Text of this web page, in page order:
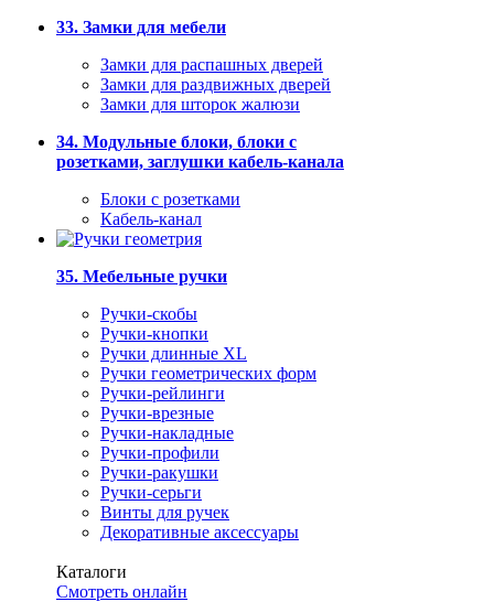
33. Замки для мебели
Замки для распашных дверей
Замки для раздвижных дверей
Замки для шторок жалюзи
34. Модульные блоки, блоки с
розетками, заглушки кабель-канала
Блоки с розетками
Кабель-канал
35. Мебельные ручки
Ручки-скобы
Ручки-кнопки
Ручки длинные XL
Ручки геометрических форм
Ручки-рейлинги
Ручки-врезные
Ручки-накладные
Ручки-профили
Ручки-ракушки
Ручки-серьги
Винты для ручек
Декоративные аксессуары
Каталоги
Смотреть онлайн